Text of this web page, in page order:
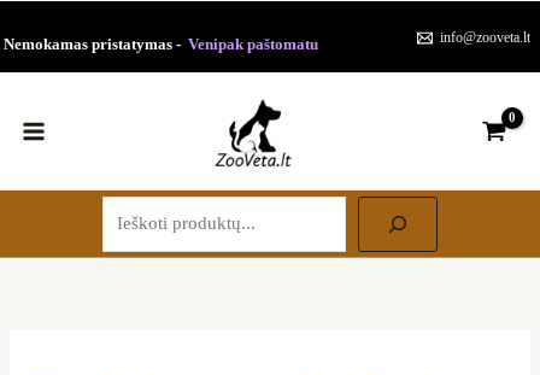
prie
Nemokamas pristatymas - Venipak paštomatu info@zooveta.lt
pagal